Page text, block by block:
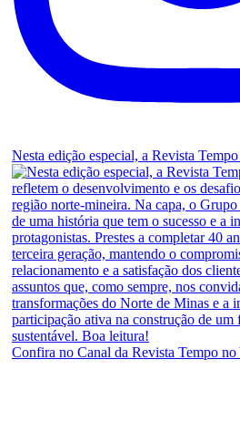
Nesta edição especial, a Revista Tempo
Confira no Canal da Revista Tempo no